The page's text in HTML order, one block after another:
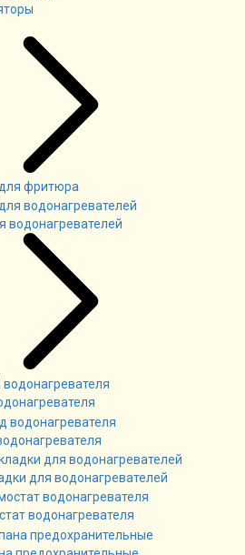
фритюра
водонагревателей
для водонагревателей
водонагревателя